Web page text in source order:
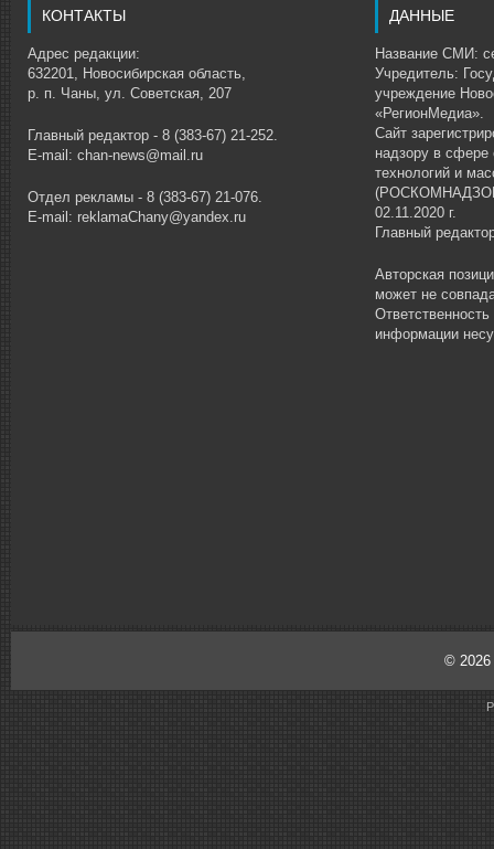
КОНТАКТЫ
Адрес редакции:
632201, Новосибирская область,
р. п. Чаны, ул. Советская, 207
Главный редактор - 8 (383-67) 21-252.
E-mail: chan-news@mail.ru
Отдел рекламы - 8 (383-67) 21-076.
E-mail: reklamaChany@yandex.ru
ДАННЫЕ
Название СМИ:
Учредитель:
учреждение
«РегионМедиа».
Сайт
надзору в
технологий и
02.11.2020 г.
Главный
Авторская
может не
информации
© 2026